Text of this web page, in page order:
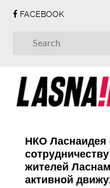
FACEBOOK
НКО Ласнаидея
жителей
активной